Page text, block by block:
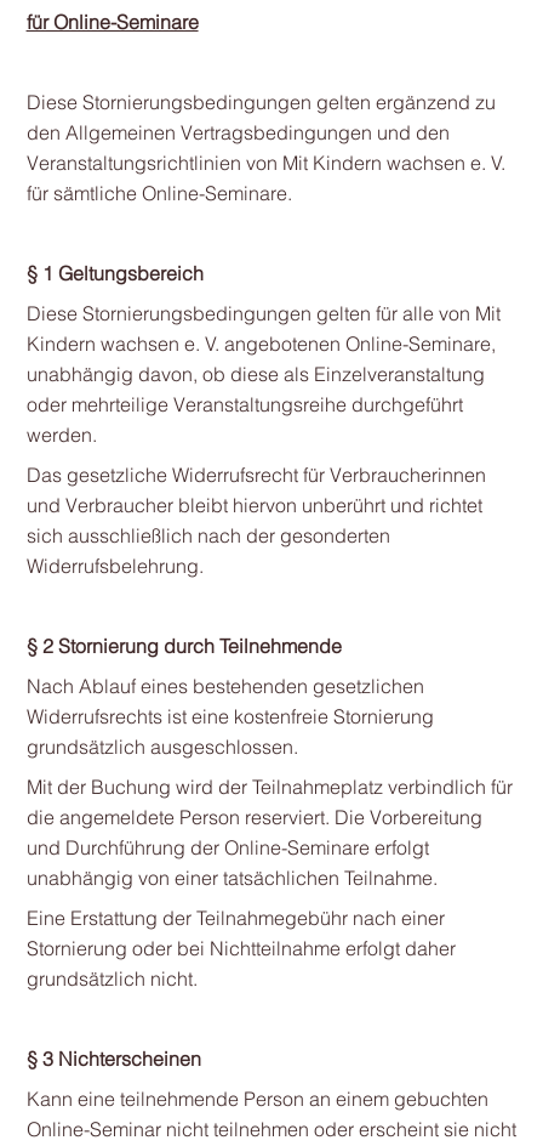
für Online-Seminare
Diese Stornierungsbedingungen gelten ergänzend zu
den Allgemeinen Vertragsbedingungen und den
Veranstaltungsrichtlinien von Mit Kindern wachsen e. V.
für sämtliche Online-Seminare.
§ 1 Geltungsbereich
Diese Stornierungsbedingungen gelten für alle von Mit
Kindern wachsen e. V. angebotenen Online-Seminare,
unabhängig davon, ob diese als Einzelveranstaltung
oder mehrteilige Veranstaltungsreihe durchgeführt
werden.
Das gesetzliche Widerrufsrecht für Verbraucherinnen
und Verbraucher bleibt hiervon unberührt und richtet
sich ausschließlich nach der gesonderten
Widerrufsbelehrung.
§ 2 Stornierung durch Teilnehmende
Nach Ablauf eines bestehenden gesetzlichen
Widerrufsrechts ist eine kostenfreie Stornierung
grundsätzlich ausgeschlossen.
Mit der Buchung wird der Teilnahmeplatz verbindlich für
die angemeldete Person reserviert. Die Vorbereitung
und Durchführung der Online-Seminare erfolgt
unabhängig von einer tatsächlichen Teilnahme.
Eine Erstattung der Teilnahmegebühr nach einer
Stornierung oder bei Nichtteilnahme erfolgt daher
grundsätzlich nicht.
§ 3 Nichterscheinen
Kann eine teilnehmende Person an einem gebuchten
Online-Seminar nicht teilnehmen oder erscheint sie nicht